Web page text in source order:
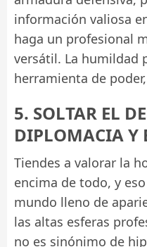
información valiosa
haga un profesional
versátil. La humildad
herramienta de
5. SOLTAR EL
DIPLOMACIA Y
Tiendes a valorar la
encima de todo, y
mundo lleno de
las altas esferas
no es sinónimo de